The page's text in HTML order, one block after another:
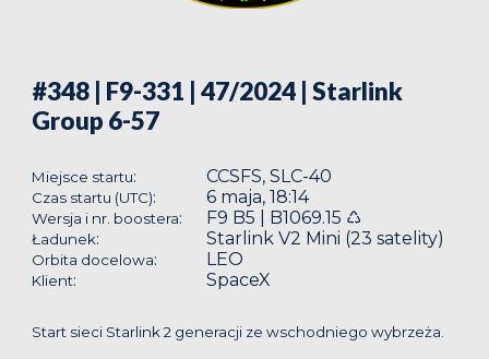
#348 | F9-331 | 47/2024 | Starlink
Group 6-57
Miejsce startu: CCSFS, SLC-40
Czas startu (UTC): 6 maja, 18:14
Wersja i nr. boostera: F9 B5 | B1069.15 ♺
Ładunek: Starlink V2 Mini (23 satelity)
Orbita docelowa: LEO
Klient: SpaceX
Start sieci Starlink 2 generacji ze wschodniego wybrzeża.